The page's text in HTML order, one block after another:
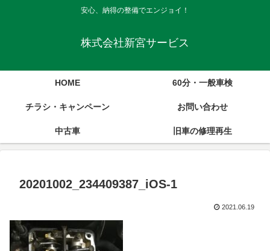
安心、納得の整備でエンジョイ！
株式会社新宮サービス
HOME 60分・一般車検
チラシ・キャンペーン お問い合わせ
中古車 旧車の修理再生
20201002_234409387_iOS-1
2021.06.19